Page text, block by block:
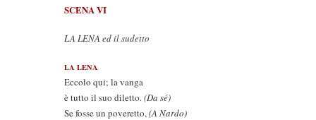
SCENA VI
LA LENA ed il sudetto
LA LENA
Eccolo qui; la vanga
è tutto il suo diletto.(Da sé)
Se fosse un poveretto,(A Nardo)